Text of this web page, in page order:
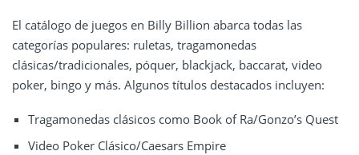
El catálogo de juegos en Billy Billion abarca todas las
categorías populares: ruletas, tragamonedas
clásicas/tradicionales, póquer, blackjack, baccarat, video
poker, bingo y más. Algunos títulos destacados incluyen:
Tragamonedas clásicos como Book of Ra/Gonzo’s Quest
Video Poker Clásico/Caesars Empire